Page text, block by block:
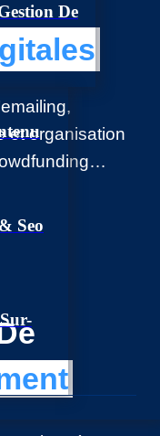
De
Seo
et organisation